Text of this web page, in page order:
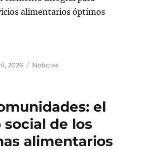
alimentarios óptimos
2026 Categorías
Noticias
el
de los
alimentarios